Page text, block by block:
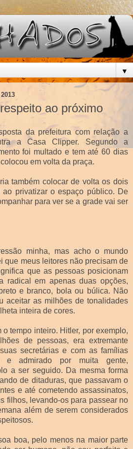
▼
ao próximo
da prefeitura com relação a
a Casa Clipper. Segundo a
foi multado e tem até 60 dias
em volta da praça.
também colocar de volta os dois
ao privatizar o espaço público. De
para ver se a grade vai ser
minha, mas acho o mundo
que meus leitores não precisam de
que as pessoas posicionam
radical em apenas duas opções,
e branco, bola ou búlica. Não
aceitar as milhões de tonalidades
inteira de cores.
tempo inteiro. Hitler, por exemplo,
de pessoas, era extremante
secretárias e com as famílias
e admirado por muita gente,
a ser seguido. Da mesma forma
de ditaduras, que passavam o
e até cometendo assassinatos,
filhos, levando-os para passear no
além de serem considerados
boa, pelo menos na maior parte